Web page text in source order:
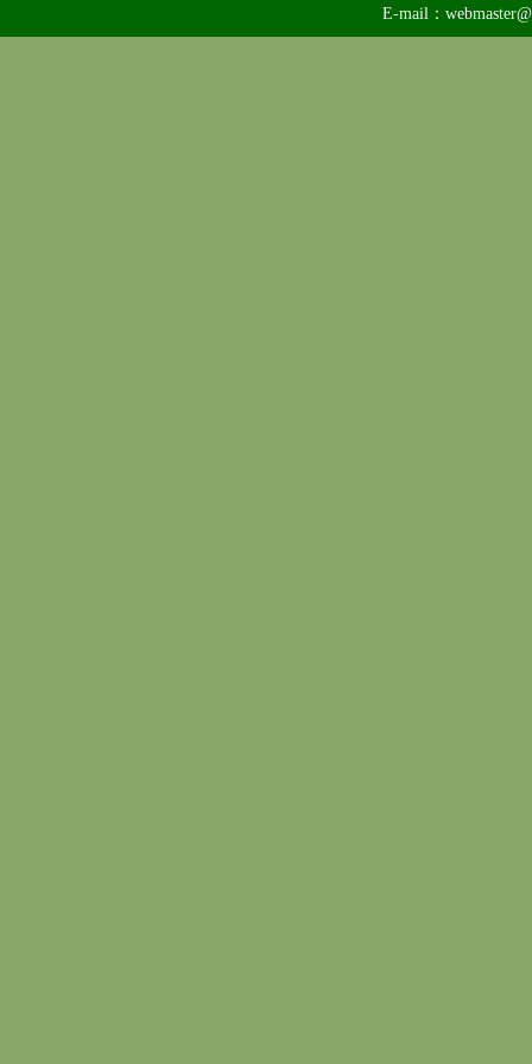
E-mail：